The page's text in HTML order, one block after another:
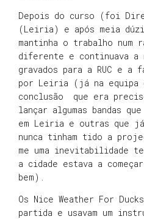
Depois do curso (foi
(Leiria) e após meia
mantinha o trabalho num
diferente e continuava a
gravados para a RUC e a
por Leiria (já na equipa
conclusão que era
lançar algumas bandas
em Leiria e outras que já
nunca tinham tido a
me uma inevitabilidade
a cidade estava a
bem).
Os Nice Weather For
partida e usavam um